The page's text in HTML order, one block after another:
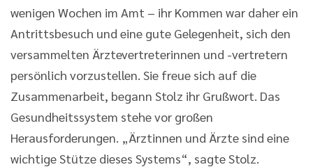
wenigen Wochen im Amt – ihr Kommen war daher ein
Antrittsbesuch und eine gute Gelegenheit, sich den
versammelten Ärztevertreterinnen und -vertretern
persönlich vorzustellen. Sie freue sich auf die
Zusammenarbeit, begann Stolz ihr Grußwort. Das
Gesundheitssystem stehe vor großen
Herausforderungen. „Ärztinnen und Ärzte sind eine
wichtige Stütze dieses Systems“, sagte Stolz.